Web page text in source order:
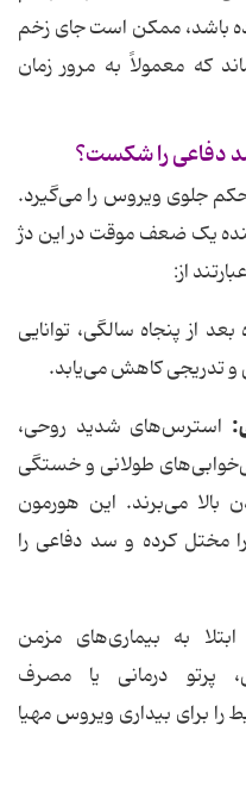
باشد، ممکن است جای زخم
که معمولاً به مرور زمان
دفاعی را شکست؟
جلوی ویروس را می‌گیرد.
یک ضعف موقت در این دژ
از:
از پنجاه سالگی، توانایی
تدریجی کاهش می‌یابد.
استرس‌های شدید روحی،
طولانی و خستگی
بالا می‌برند. این هورمون
مختل کرده و سد دفاعی را
ابتلا به بیماری‌های مزمن
پرتو درمانی یا مصرف
را برای بیداری ویروس مهیا